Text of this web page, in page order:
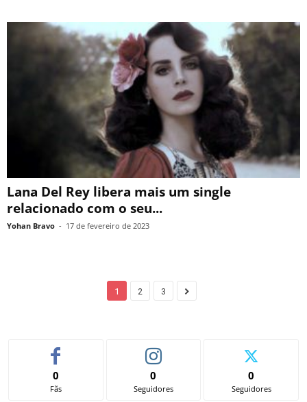
Lana Del Rey libera mais um single
relacionado com o seu...
Yohan Bravo - 17 de fevereiro de 2023
1 2 3
0
Fãs
0
Seguidores
0
Seguidores